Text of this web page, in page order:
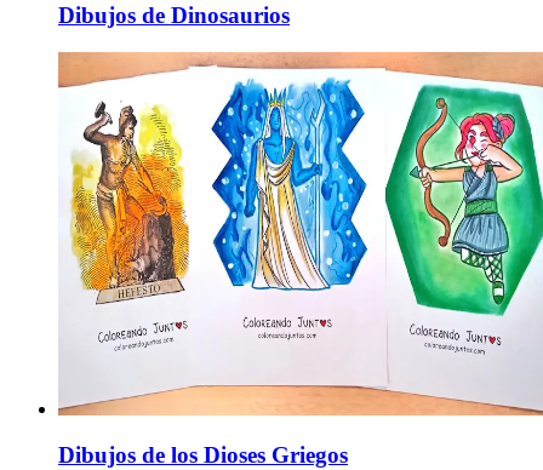
Dibujos de Dinosaurios
Dibujos de los Dioses Griegos